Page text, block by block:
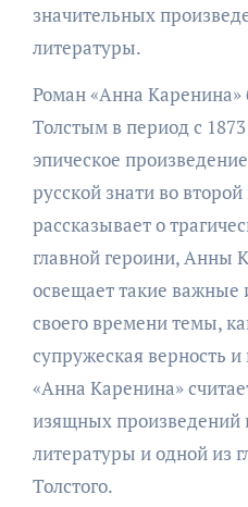
значительных
литературы.
Роман «Анна
Толстым в период с
эпическое
русской знати во
рассказывает о
главной героини, Анны
освещает такие важные
своего времени темы,
супружеская верность и
«Анна Каренина»
изящных произведений
литературы и одной из
Толстого.